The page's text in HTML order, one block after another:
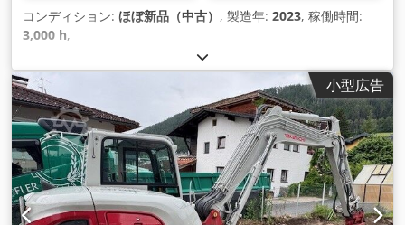
コンディション: ほぼ新品（中古） , 製造年: 2023, 稼働時間:
3,000 h,
小型広告